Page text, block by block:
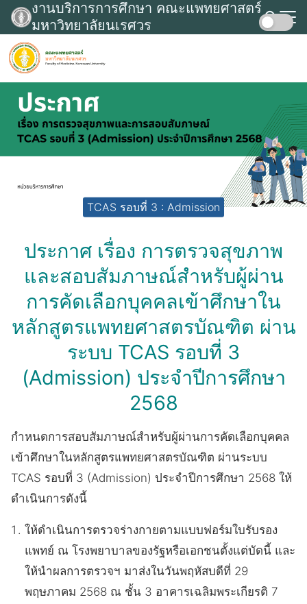
Skip
content
งานบริการการศึกษา คณะแพทยศาสตร์
มหาวิทยาลัยนเรศวร
Search
for:
TCAS รอบที่ 3 : Admission
ประกาศ เรื่อง การตรวจสุขภาพ
และสอบสัมภาษณ์สำหรับผู้ผ่าน
การคัดเลือกบุคคลเข้าศึกษาใน
หลักสูตรแพทยศาสตรบัณฑิต ผ่าน
ระบบ TCAS รอบที่ 3
(Admission) ประจำปีการศึกษา
2568
กำหนดการสอบสัมภาษณ์สำหรับผู้ผ่านการคัดเลือกบุคคล
เข้าศึกษาในหลักสูตรแพทยศาสตรบัณฑิต ผ่านระบบ
TCAS รอบที่ 3 (Admission) ประจำปีการศึกษา 2568 ให้
ดำเนินการดังนี้
ให้ดำเนินการตรวจร่างกายตามแบบฟอร์มใบรับรอง
แพทย์ ณ โรงพยาบาลของรัฐหรือเอกชนตั้งแต่บัดนี้ และ
ให้นำผลการตรวจฯ มาส่งในวันพฤหัสบดีที่ 29
พฤษภาคม 2568 ณ ชั้น 3 อาคารเฉลิมพระเกียรติ 7